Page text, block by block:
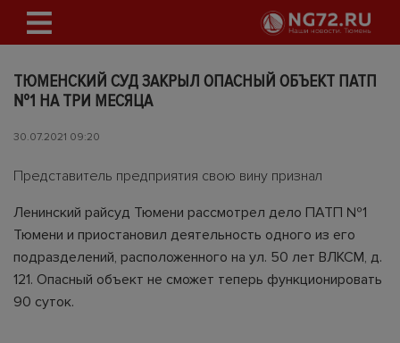
ТЮМЕНСКИЙ СУД ЗАКРЫЛ ОПАСНЫЙ ОБЪЕКТ ПАТП
№1 НА ТРИ МЕСЯЦА
30.07.2021 09:20
Представитель предприятия свою вину признал
Ленинский райсуд Тюмени рассмотрел дело ПАТП №1
Тюмени и приостановил деятельность одного из его
подразделений, расположенного на ул. 50 лет ВЛКСМ, д.
121. Опасный объект не сможет теперь функционировать
90 суток.